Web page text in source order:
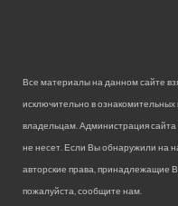
Все материалы на данном сайте
исключительно в
владельцам. Администрация
не несет. Если Вы обнаружили на
авторские права, принадлежащие
пожалуйста, сообщите нам.